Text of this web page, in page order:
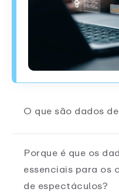
O que são dados
Porque é que os
essenciais para os
de espectáculos?